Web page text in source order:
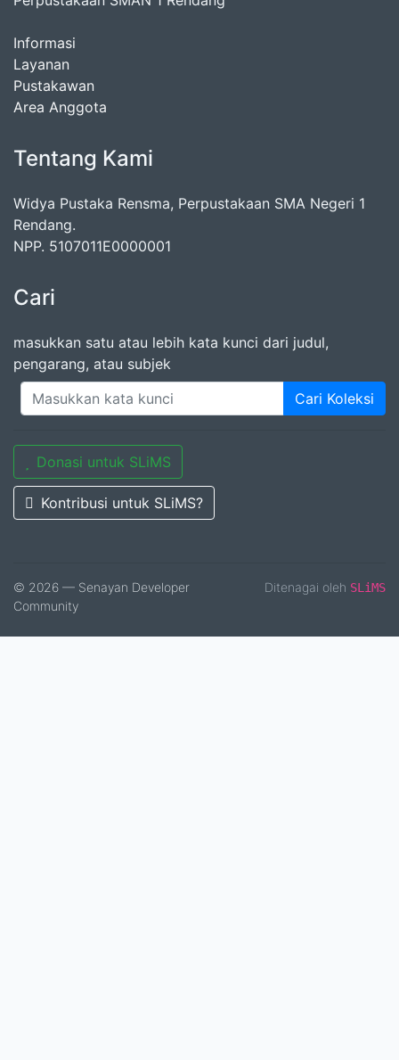
Informasi
Layanan
Pustakawan
Area Anggota
Tentang Kami
Widya Pustaka Rensma, Perpustakaan SMA Negeri 1
Rendang.
NPP. 5107011E0000001
Cari
masukkan satu atau lebih kata kunci dari judul,
pengarang, atau subjek
Cari Koleksi
Donasi untuk SLiMS
Kontribusi untuk SLiMS?
© 2026 — Senayan Developer
Community
Ditenagai oleh SLiMS